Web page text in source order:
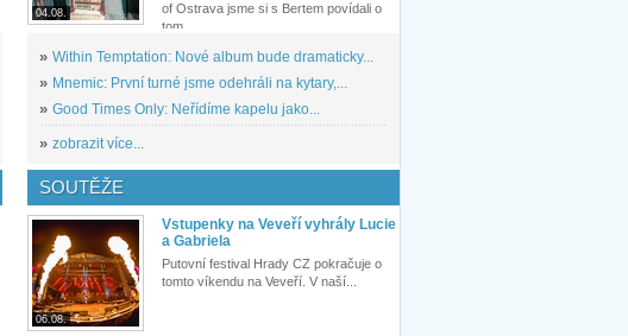
04.08.
of Ostrava jsme si s Bertem povídali o
tom,...
» Within Temptation: Nové album bude dramaticky...
» Mnemic: První turné jsme odehráli na kytary,...
» Good Times Only: Neřídíme kapelu jako...
» zobrazit více...
SOUTĚŽE
06.08.
Vstupenky na Veveří vyhrály Lucie
a Gabriela
Putovní festival Hrady CZ pokračuje o
tomto víkendu na Veveří. V naší...